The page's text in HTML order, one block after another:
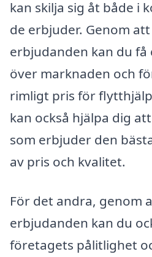
kan skilja sig åt både i
de erbjuder. Genom
erbjudanden kan du
över marknaden och
rimligt pris för
kan också hjälpa dig
som erbjuder den
av pris och kvalitet.
För det andra, genom
erbjudanden kan du
företagets pålitlighet